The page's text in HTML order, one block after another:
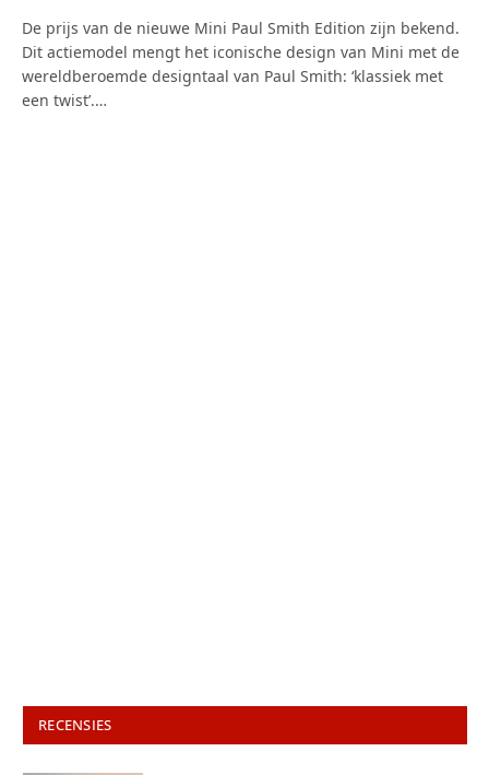
De prijs van de nieuwe Mini Paul Smith Edition zijn bekend.
Dit actiemodel mengt het iconische design van Mini met de
wereldberoemde designtaal van Paul Smith: ‘klassiek met
een twist’.…
RECENSIES